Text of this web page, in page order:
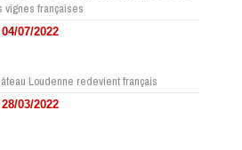
vignes françaises
04/07/2022
Loudenne redevient français
28/03/2022